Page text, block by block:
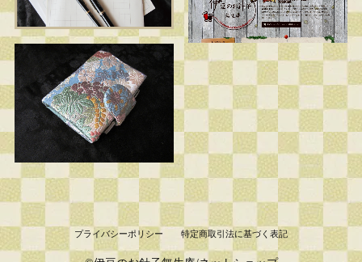
プライバシーポリシー 特定商取引法に基づく表記